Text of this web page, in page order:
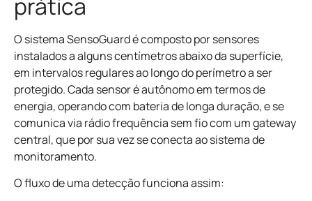
O sistema SensoGuard é composto por sensores
instalados a alguns centímetros abaixo da superfície,
em intervalos regulares ao longo do perímetro a ser
protegido. Cada sensor é autônomo em termos de
energia, operando com bateria de longa duração, e se
comunica via rádio frequência sem fio com um gateway
central, que por sua vez se conecta ao sistema de
monitoramento.
O fluxo de uma detecção funciona assim: